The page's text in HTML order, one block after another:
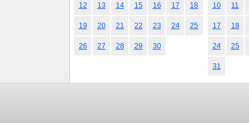
12 13 14 15 16 17 18
19 20 21 22 23 24 25
26 27 28 29 30
10 11
17 18
24 25
31